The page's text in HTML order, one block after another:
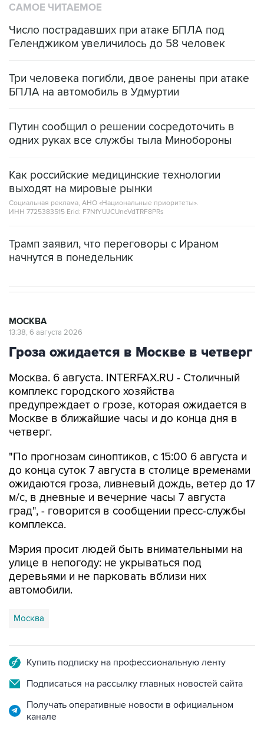
САМОЕ ЧИТАЕМОЕ
Число пострадавших при атаке БПЛА под
Геленджиком увеличилось до 58 человек
Три человека погибли, двое ранены при атаке
БПЛА на автомобиль в Удмуртии
Путин сообщил о решении сосредоточить в
одних руках все службы тыла Минобороны
Как российские медицинские технологии
выходят на мировые рынки
Социальная реклама, АНО «Национальные приоритеты».
ИНН 7725383515 Erid: F7NfYUJCUneVdTRF8PRs
Трамп заявил, что переговоры с Ираном
начнутся в понедельник
МОСКВА
13:38, 6 августа 2026
Гроза ожидается в Москве в четверг
Москва. 6 августа. INTERFAX.RU - Столичный
комплекс городского хозяйства
предупреждает о грозе, которая ожидается в
Москве в ближайшие часы и до конца дня в
четверг.
"По прогнозам синоптиков, с 15:00 6 августа и
до конца суток 7 августа в столице временами
ожидаются гроза, ливневый дождь, ветер до 17
м/с, в дневные и вечерние часы 7 августа
град", - говорится в сообщении пресс-службы
комплекса.
Мэрия просит людей быть внимательными на
улице в непогоду: не укрываться под
деревьями и не парковать вблизи них
автомобили.
Москва
Купить подписку на профессиональную ленту
Подписаться на рассылку главных новостей сайта
Получать оперативные новости в официальном
канале